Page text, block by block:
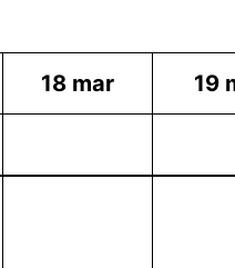
18 mar 19